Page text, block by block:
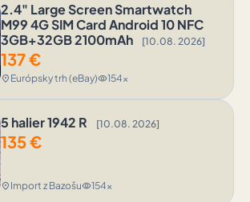
2.4" Large Screen Smartwatch
M99 4G SIM Card Android 10 NFC
3GB+32GB 2100mAh
[10.08. 2026]
137€
location_on Európsky trh (eBay)visibility154x
5 halier 1942 R [10.08. 2026]
135€
location_on Import z Bazošuvisibility154x